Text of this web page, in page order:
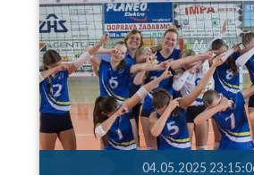
04.05.2025